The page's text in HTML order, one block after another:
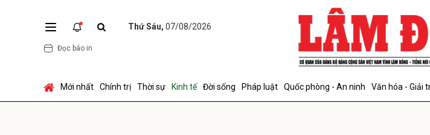
Thứ Sáu, 07/08/2026
Đọc báo in
Mới nhất Chính trị Thời sự Kinh tế Đời sống Pháp luật Quốc phòng - An ninh Văn hóa - Giải
Gửi bình luận